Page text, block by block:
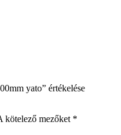
yato” értékelése
kötelező mezőket *